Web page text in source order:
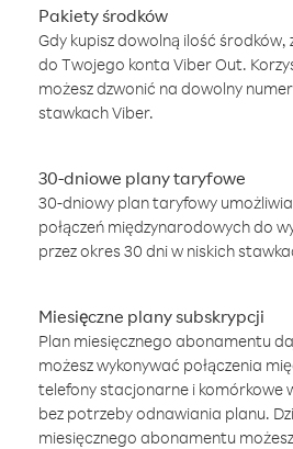
Pakiety środków
Gdy kupisz dowolną ilość
do Twojego konta Viber Out.
możesz dzwonić na dowolny
stawkach Viber.
30-dniowe plany taryfowe
30-dniowy plan taryfowy
połączeń międzynarodowych do
przez okres 30 dni w niskich
Miesięczne plany subskrypcji
Plan miesięcznego abonamentu
możesz wykonywać połączenia
telefony stacjonarne i komórkowe
bez potrzeby odnawiania planu.
miesięcznego abonamentu